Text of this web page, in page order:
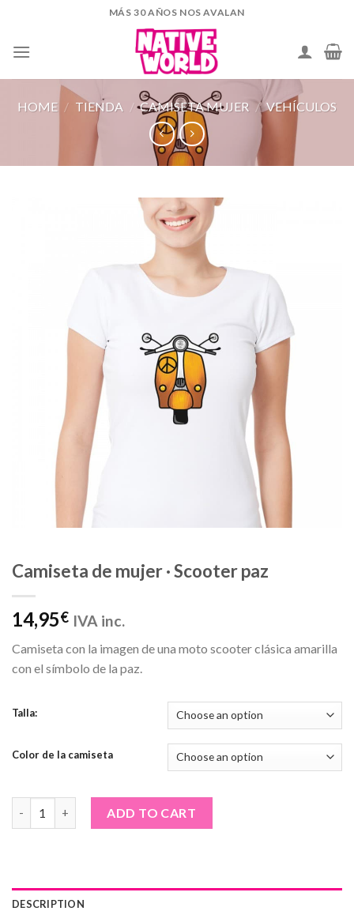
content
MÁS 30 AÑOS NOS AVALAN
HOME / TIENDA / CAMISETA MUJER / VEHÍCULOS
Camiseta de mujer · Scooter paz
14,95€ IVA inc.
Camiseta con la imagen de una moto scooter clásica amarilla
con el símbolo de la paz.
Talla:
Color de la camiseta
ADD TO CART
DESCRIPTION